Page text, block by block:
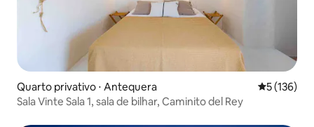
Quarto privativo ⋅ Antequera 5 de uma
5 (136)
Sala Vinte Sala 1, sala de bilhar, Caminito del Rey